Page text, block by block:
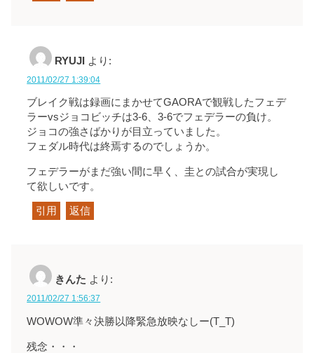
RYUJI より:
2011/02/27 1:39:04
ブレイク戦は録画にまかせてGAORAで観戦したフェデ
ラーvsジョコビッチは3-6、3-6でフェデラーの負け。
ジョコの強さばかりが目立っていました。
フェダル時代は終焉するのでしょうか。
フェデラーがまだ強い間に早く、圭との試合が実現し
て欲しいです。
引用 返信
きんた より:
2011/02/27 1:56:37
WOWOW準々決勝以降緊急放映なしー(T_T)
残念・・・